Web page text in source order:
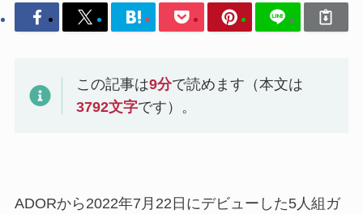
この記事は9分で読めます（本文は
3792文字です）。
ADORから2022年7月22日にデビューした5人組ガ